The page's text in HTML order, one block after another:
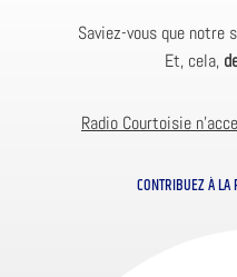
Saviez-vous que notre
Et, cela,
Radio Courtoisie
CONTRIBUEZ À LA